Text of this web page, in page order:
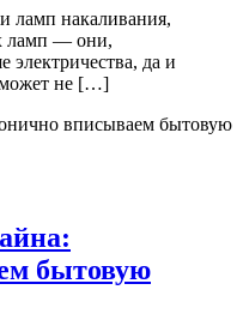
ламп накаливания,
ламп — они,
электричества, да и
может не […]
бытовую